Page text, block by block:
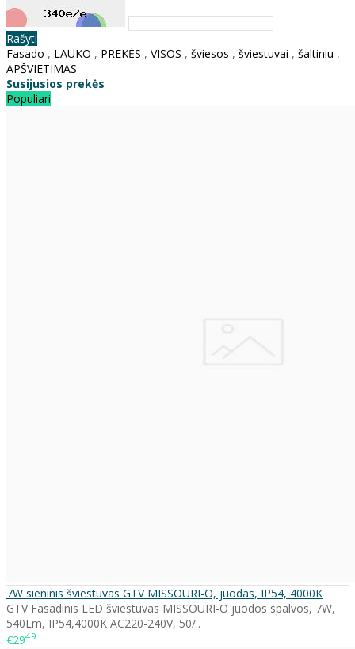
Rašyti
Fasado , LAUKO , PREKĖS , VISOS , šviesos , šviestuvai , šaltiniu ,
APŠVIETIMAS
Susijusios prekės
Populiari
7W sieninis šviestuvas GTV MISSOURI-O, juodas, IP54, 4000K
GTV Fasadinis LED šviestuvas MISSOURI-O juodos spalvos, 7W,
540Lm, IP54,4000K AC220-240V, 50/..
€2949